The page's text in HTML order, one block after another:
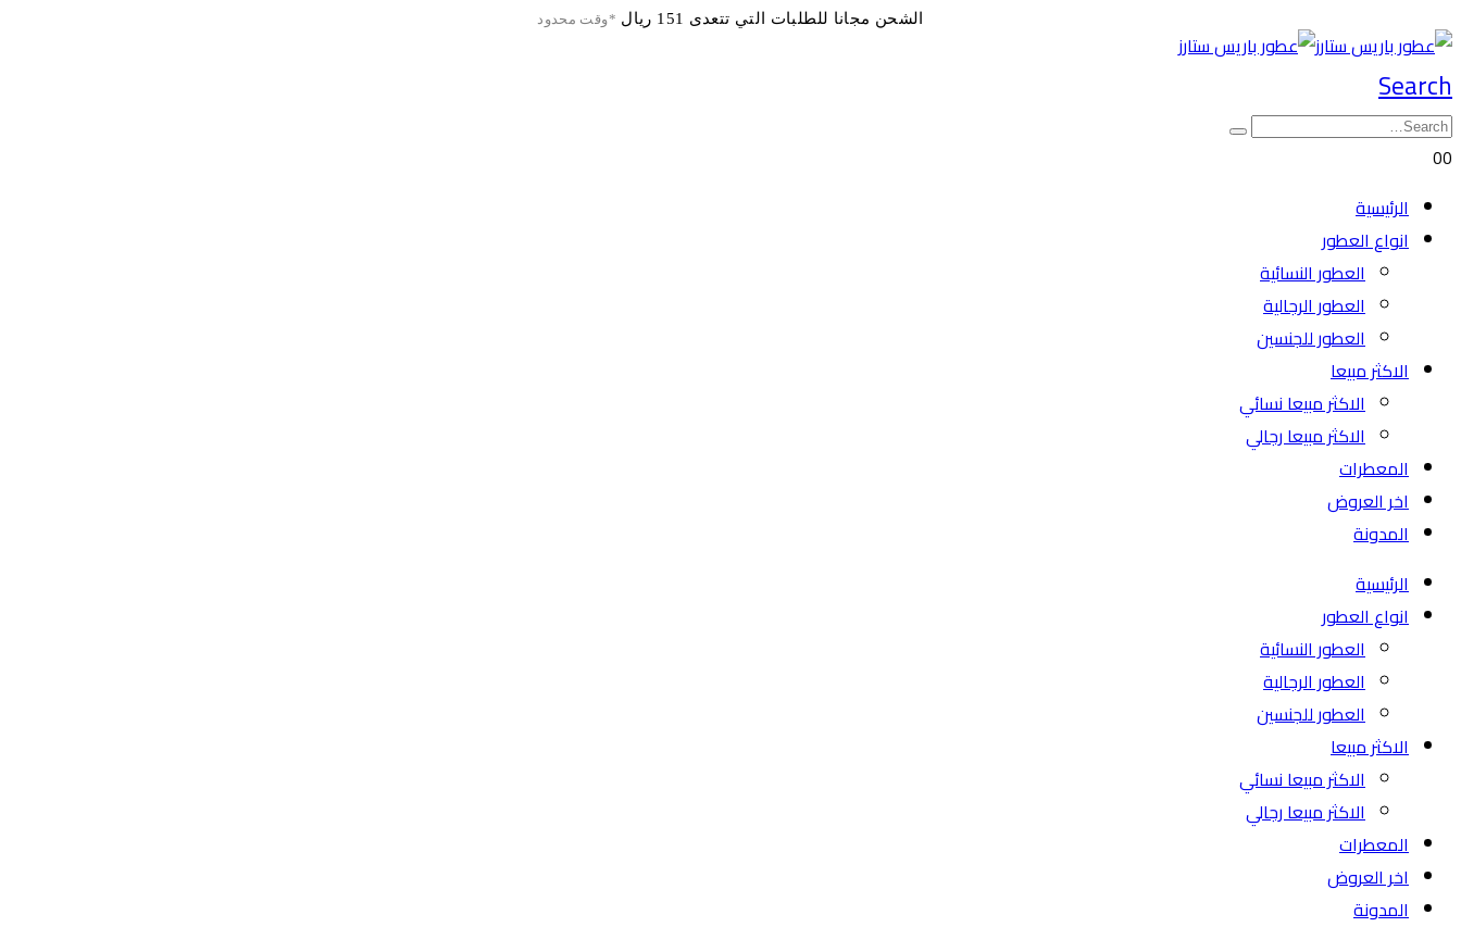
الشحن مجانا للطلبات التي تتعدى 151 ريال *وقت محدود
Search
00
الرئيسية
انواع العطور
العطور النسائية
العطور الرجالية
العطور للجنسين
الاكثر مبيعا
الاكثر مبيعا نسائي
الاكثر مبيعا رجالي
المعطرات
اخر العروض
المدونة
الرئيسية
انواع العطور
العطور النسائية
العطور الرجالية
العطور للجنسين
الاكثر مبيعا
الاكثر مبيعا نسائي
الاكثر مبيعا رجالي
المعطرات
اخر العروض
المدونة